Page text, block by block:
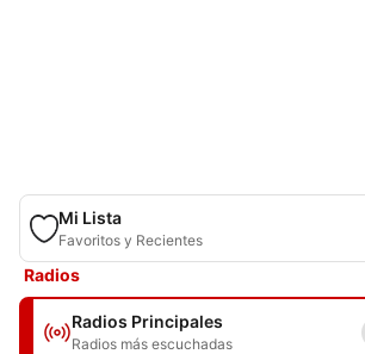
Mi Lista
Favoritos y Recientes
Radios
Radios Principales
Radios más escuchadas